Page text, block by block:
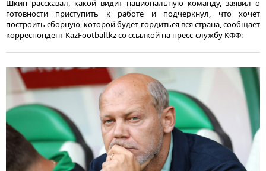
Шкип рассказал, какой видит национальную команду, заявил о
готовности приступить к работе и подчеркнул, что хочет
построить сборную, которой будет гордиться вся страна, сообщает
корреспондент KazFootball.kz со ссылкой на пресс-службу КФФ: